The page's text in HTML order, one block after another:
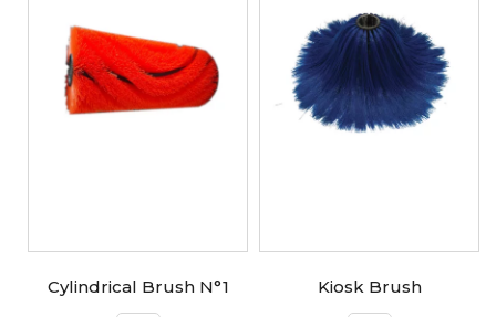
Kiosk Brush
Cylindrical Brush N°1